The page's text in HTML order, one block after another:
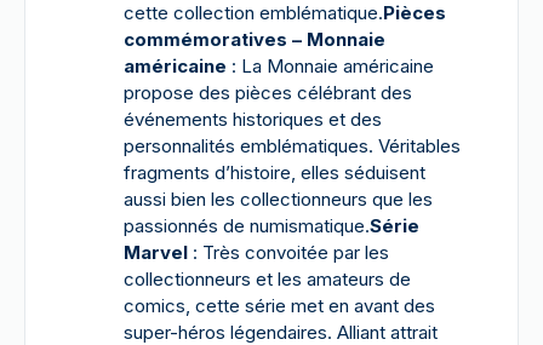
cette collection emblématique.Pièces
commémoratives – Monnaie
américaine : La Monnaie américaine
propose des pièces célébrant des
événements historiques et des
personnalités emblématiques. Véritables
fragments d’histoire, elles séduisent
aussi bien les collectionneurs que les
passionnés de numismatique.Série
Marvel : Très convoitée par les
collectionneurs et les amateurs de
comics, cette série met en avant des
super-héros légendaires. Alliant attrait